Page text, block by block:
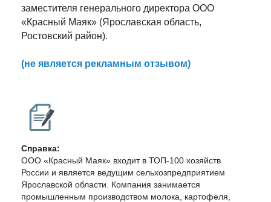
заместителя генерального директора ООО
«Красный Маяк» (Ярославская область,
Ростовский район).
(не является рекламным отзывом)
Справка:
ООО «Красный Маяк» входит в ТОП-100 хозяйств
России и является ведущим сельхозпредприятием
Ярославской области. Компания занимается
промышленным производством молока, картофеля,